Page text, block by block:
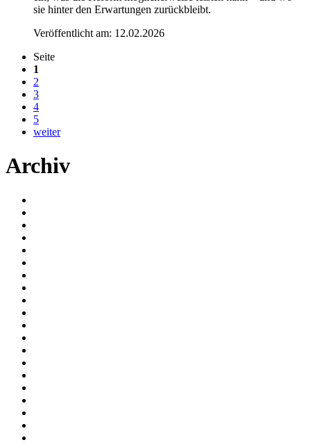
sie hinter den Erwartungen zurückbleibt.
Veröffentlicht am: 12.02.2026
Seite
1
2
3
4
5
weiter
Archiv